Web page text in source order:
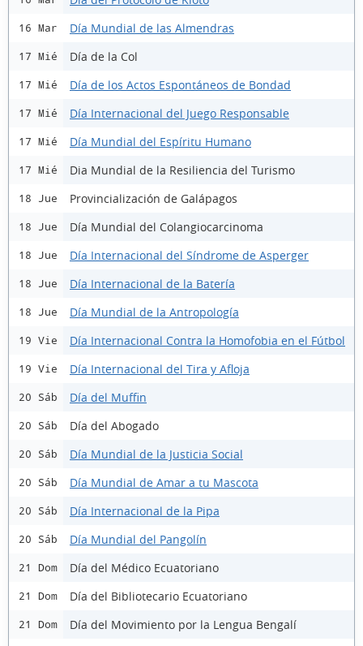
16 Mar Día Mundial de las Almendras
17 Mié Día de la Col
17 Mié Día de los Actos Espontáneos de Bondad
17 Mié Día Internacional del Juego Responsable
17 Mié Día Mundial del Espíritu Humano
17 Mié Dia Mundial de la Resiliencia del Turismo
18 Jue Provincialización de Galápagos
18 Jue Día Mundial del Colangiocarcinoma
18 Jue Día Internacional del Síndrome de Asperger
18 Jue Día Internacional de la Batería
18 Jue Día Mundial de la Antropología
19 Vie Día Internacional Contra la Homofobia en el Fútbol
19 Vie Día Internacional del Tira y Afloja
20 Sáb Día del Muffin
20 Sáb Día del Abogado
20 Sáb Día Mundial de la Justicia Social
20 Sáb Día Mundial de Amar a tu Mascota
20 Sáb Día Internacional de la Pipa
20 Sáb Día Mundial del Pangolín
21 Dom Día del Médico Ecuatoriano
21 Dom Día del Bibliotecario Ecuatoriano
21 Dom Día del Movimiento por la Lengua Bengalí